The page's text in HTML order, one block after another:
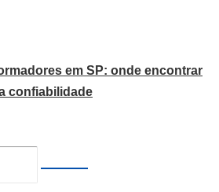
em SP: onde encontrar
confiabilidade